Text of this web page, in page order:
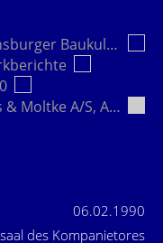
Flensburger Baukultur e.V.
Friis & Moltke A/S, Aarhus…
06.02.1990
des Kompanietores